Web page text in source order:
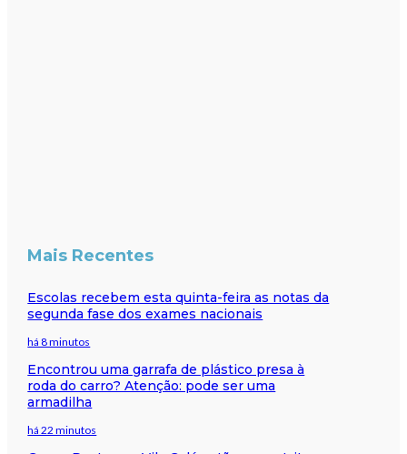
Mais Recentes
Escolas recebem esta quinta-feira as notas da
segunda fase dos exames nacionais
há 8 minutos
Encontrou uma garrafa de plástico presa à
roda do carro? Atenção: pode ser uma
armadilha
há 22 minutos